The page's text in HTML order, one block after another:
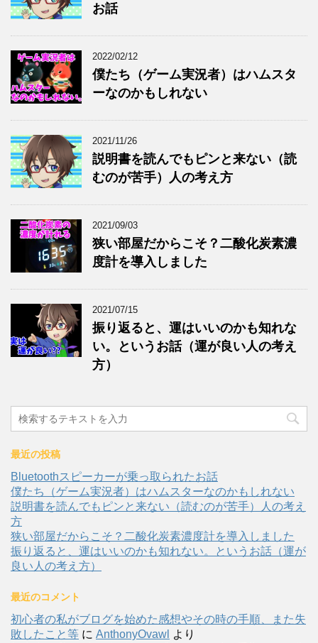
お話
2022/02/12
僕たち（ゲーム実況者）はハムスタ
ーなのかもしれない
2021/11/26
説明書を読んでもピンと来ない（読
むのが苦手）人の考え方
2021/09/03
狭い部屋だからこそ？二酸化炭素濃
度計を導入しました
2021/07/15
振り返ると、運はいいのかも知れな
い。というお話（運が良い人の考え
方）
最近の投稿
Bluetoothスピーカーが乗っ取られたお話
僕たち（ゲーム実況者）はハムスターなのかもしれない
説明書を読んでもピンと来ない（読むのが苦手）人の考え
方
狭い部屋だからこそ？二酸化炭素濃度計を導入しました
振り返ると、運はいいのかも知れない。というお話（運が
良い人の考え方）
最近のコメント
初心者の私がブログを始めた感想やその時の手順、また失
敗したこと等 に AnthonyOvawl より